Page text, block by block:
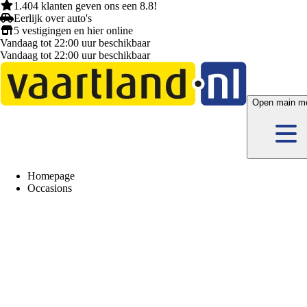
1.404 klanten geven ons een 8.8!
Eerlijk over auto's
5 vestigingen en hieronline
Vandaag tot 22:00 uur beschikbaar
Vandaag tot 22:00 uur beschikbaar
Open main
Homepage
Occasions